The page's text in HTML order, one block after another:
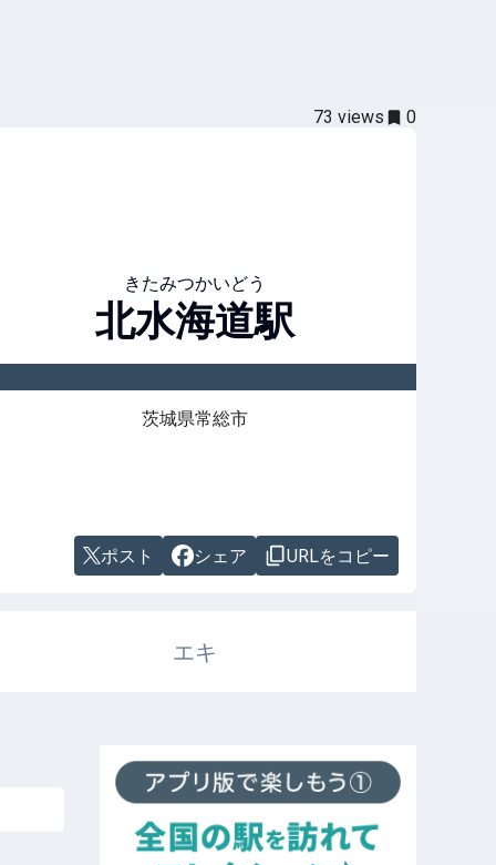
73 views 0
きたみつかいどう
北水海道駅
茨城県常総市
ポスト シェア URLをコピー
エキ